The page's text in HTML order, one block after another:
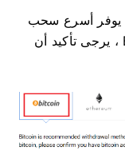
يوفر أسرع سحب
لطلب السحب إلى Bitcoin ، يرجى تأكيد أن